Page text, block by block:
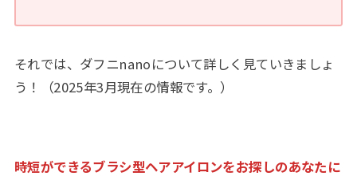
それでは、ダフニnanoについて詳しく見ていきましょ
う！（2025年3月現在の情報です。）
時短ができるブラシ型ヘアアイロンをお探しのあなたに